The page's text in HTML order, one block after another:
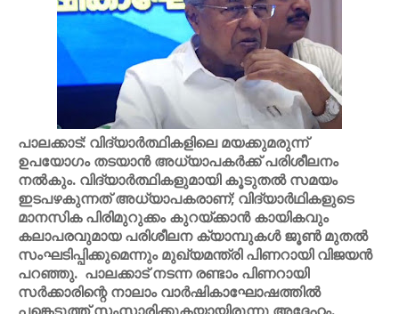
പാലക്കാട്: വിദ്യാർത്ഥികളിലെ മയക്കുമരുന്ന്
ഉപയോഗം തടയാൻ അധ്യാപകർക്ക് പരിശീലനം
നൽകും. വിദ്യാർത്ഥികളുമായി കൂടുതൽ സമയം
ഇടപഴകുന്നത് അധ്യാപകരാണ്; വിദ്യാർഥികളുടെ
മാനസിക പിരിമുറുക്കം കുറയ്ക്കാൻ കായികവും
കലാപരവുമായ പരിശീലന ക്യാമ്പുകൾ ജൂൺ മുതൽ
സംഘടിപ്പിക്കുമെന്നും മുഖ്യമന്ത്രി പിണറായി വിജയൻ
പറഞ്ഞു. പാലക്കാട് നടന്ന രണ്ടാം പിണറായി
സർക്കാരിന്റെ നാലാം വാർഷികാഘോഷത്തിൽ